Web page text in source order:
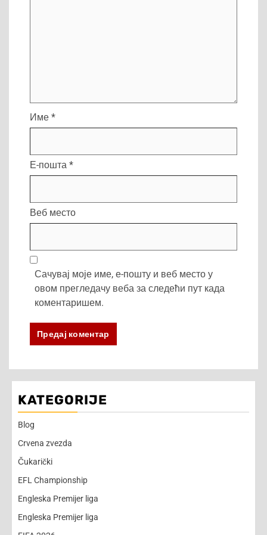
Име *
Е-пошта *
Веб место
Сачувај моје име, е-пошту и веб место у
овом прегледачу веба за следећи пут када
коментаришем.
KATEGORIJE
Blog
Crvena zvezda
Čukarički
EFL Championship
Engleska Premijer liga
Engleska Premijer liga